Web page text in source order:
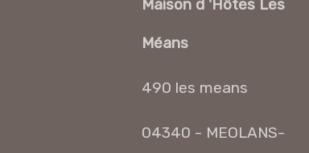
Maison d 'Hôtes Les
Méans
490 les means
04340 - MEOLANS-